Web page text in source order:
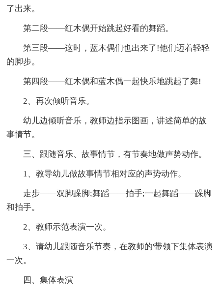
了出来。
第二段――红木偶开始跳起好看的舞蹈。
第三段――这时，蓝木偶们也出来了!他们迈着轻轻
的脚步。
第四段――红木偶和蓝木偶一起快乐地跳起了舞!
2、再次倾听音乐。
幼儿边倾听音乐，教师边指示图画，讲述简单的故
事情节。
三、跟随音乐、故事情节，有节奏地做声势动作。
1、教导幼儿做故事情节相对应的声势动作。
走步――双脚跺脚;舞蹈――拍手;一起舞蹈――跺脚
和拍手。
2、教师示范表演一次。
3、请幼儿跟随音乐节奏，在教师的'带领下集体表演
一次。
四、集体表演